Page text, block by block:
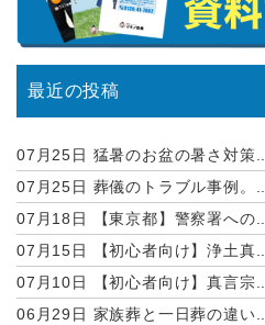
最近の投稿
07月25日 猛暑のお盆の暑さ対策...
07月25日 葬儀のトラブル事例。...
07月18日
【東京都】警察署への...
07月15日
【初心者向け】浄土真...
07月10日
【初心者向け】真言宗...
06月29日 家族葬と一日葬の違い...